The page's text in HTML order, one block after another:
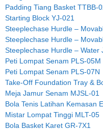
Padding Tiang Basket TTBB-
Starting Block YJ-021
Steeplechase Hurdle –
Steeplechase Hurdle –
Steeplechase Hurdle – Water
Peti Lompat Senam PLS-05M
Peti Lompat Senam PLS-07N
Take-Off Foundation Tray &
Meja Jamur Senam MJSL-01
Bola Tenis Latihan Kemasan
Mistar Lompat Tinggi MLT-05
Bola Basket Karet GR-7X1